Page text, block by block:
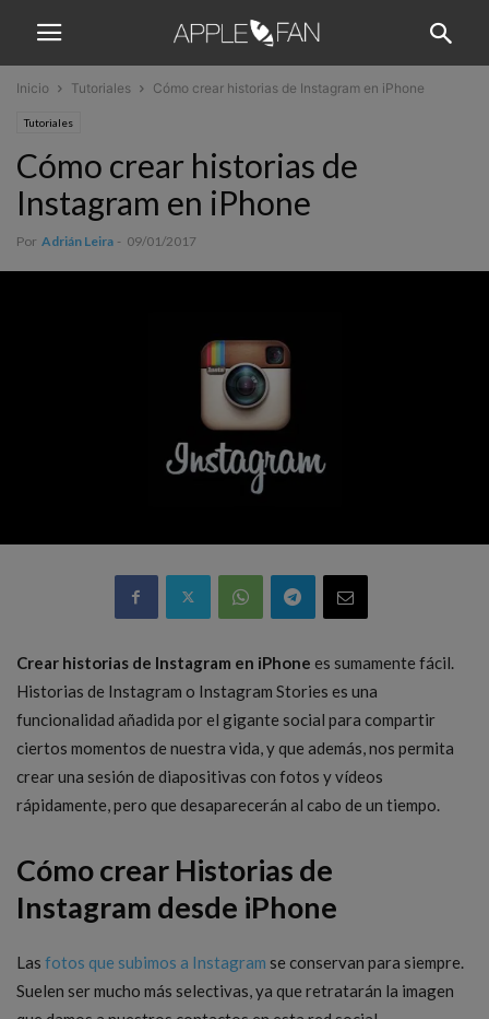
Inicio Tutoriales Cómo crear historias de Instagram en iPhone
Tutoriales
Cómo crear historias de
Instagram en iPhone
Por Adrián Leira - 09/01/2017
Crear historias de Instagram en iPhone es sumamente fácil.
Historias de Instagram o Instagram Stories es una
funcionalidad añadida por el gigante social para compartir
ciertos momentos de nuestra vida, y que además, nos permita
crear una sesión de diapositivas con fotos y vídeos
rápidamente, pero que desaparecerán al cabo de un tiempo.
Cómo crear Historias de
Instagram desde iPhone
Las fotos que subimos a Instagram se conservan para siempre.
Suelen ser mucho más selectivas, ya que retratarán la imagen